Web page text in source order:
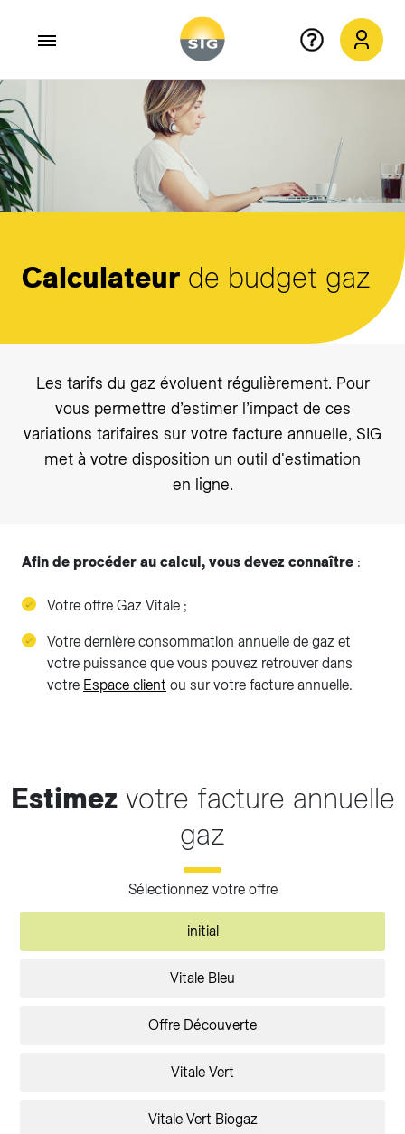
Aller au contenu principal
Calculateur de budget gaz
Les tarifs du gaz évoluent régulièrement. Pour
vous permettre d’estimer l’impact de ces
variations tarifaires sur votre facture annuelle, SIG
met à votre disposition un outil d'estimation
en ligne.
Afin de procéder au calcul, vous devez connaître :
Votre offre Gaz Vitale ;
Votre dernière consommation annuelle de gaz et
votre puissance que vous pouvez retrouver dans
votre Espace client ou sur votre facture annuelle.
Estimezvotre facture annuelle
gaz
Sélectionnez votre offre
initial
Vitale Bleu
Offre Découverte
Vitale Vert
Vitale Vert Biogaz